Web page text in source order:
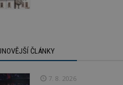
ČLÁNKY
7. 8. 2026